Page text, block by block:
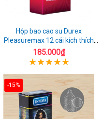
Hộp bao cao su Durex
Pleasuremax 12 cái kích thích
tăng khoái cảm
185.000₫
-15%